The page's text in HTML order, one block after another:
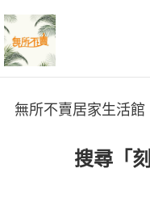
無所不賣居家生活館
無所不賣居家生活館
搜尋「